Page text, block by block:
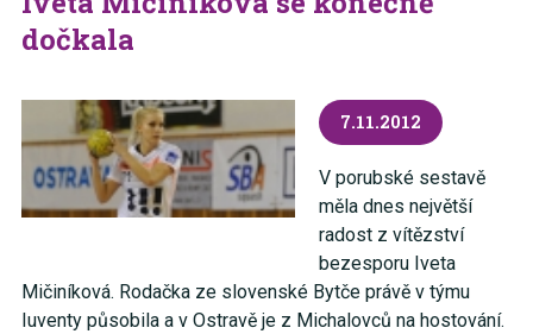
dočkala
7.11.2012
V porubské sestavě
měla dnes největší
radost z vítězství
bezesporu Iveta
Mičiníková. Rodačka ze slovenské Bytče právě v týmu
Iuventy působila a v Ostravě je z Michalovců na hostování.